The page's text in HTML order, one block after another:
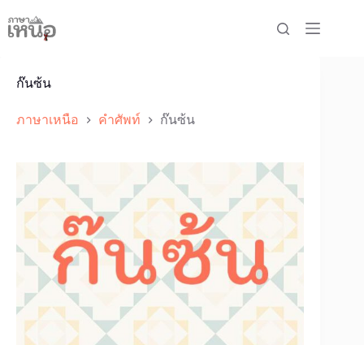
to
content
ก๊นซ้น
ภาษาเหนือ คำศัพท์ ก๊นซ้น